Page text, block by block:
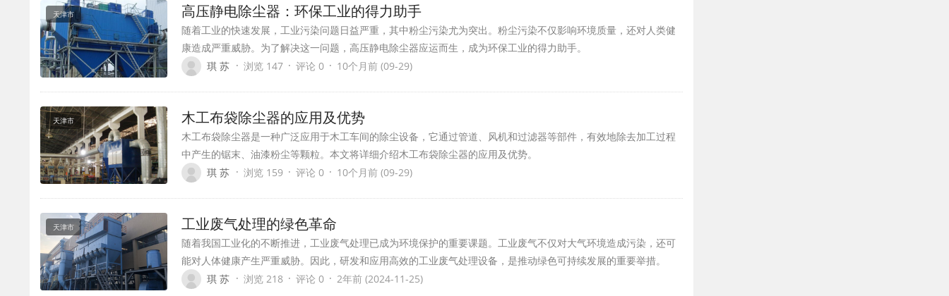
天津市 高压静电除尘器：环保工业的得力助手
随着工业的快速发展，工业污染问题日益严重，其中粉尘污染尤为突出。粉尘污染不仅影响环境质量，还对人类健
康造成严重威胁。为了解决这一问题，高压静电除尘器应运而生，成为环保工业的得力助手。
琪 苏 · 浏览 147 · 评论 0 · 10个月前 (09-29)
天津市 木工布袋除尘器的应用及优势
木工布袋除尘器是一种广泛应用于木工车间的除尘设备，它通过管道、风机和过滤器等部件，有效地除去加工过程
中产生的锯末、油漆粉尘等颗粒。本文将详细介绍木工布袋除尘器的应用及优势。
琪 苏 · 浏览 159 · 评论 0 · 10个月前 (09-29)
天津市 工业废气处理的绿色革命
随着我国工业化的不断推进，工业废气处理已成为环境保护的重要课题。工业废气不仅对大气环境造成污染，还可
能对人体健康产生严重威胁。因此，研发和应用高效的工业废气处理设备，是推动绿色可持续发展的重要举措。
琪 苏 · 浏览 218 · 评论 0 · 2年前 (2024-11-25)